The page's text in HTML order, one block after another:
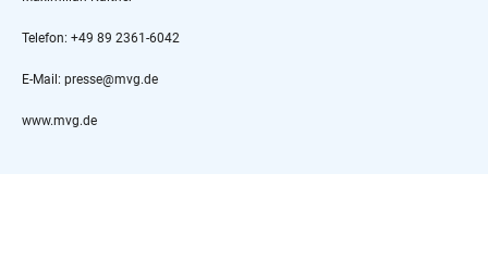
Telefon: +49 89 2361-6042
E-Mail: presse@mvg.de
www.mvg.de